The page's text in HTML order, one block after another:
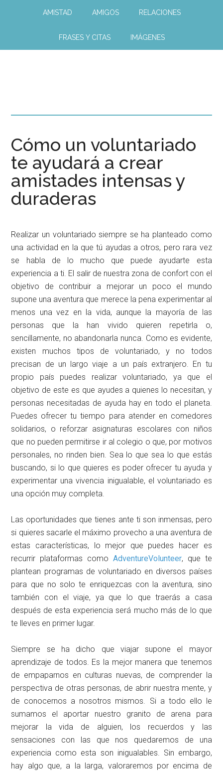
AMISTAD AMIGOS RELACIONES
FRASES Y CITAS IMÁGENES
Cómo un voluntariado
te ayudará a crear
amistades intensas y
duraderas
Realizar un voluntariado siempre se ha planteado como
una actividad en la que tú ayudas a otros, pero rara vez
se habla de lo mucho que puede ayudarte esta
experiencia a ti. El salir de nuestra zona de confort con el
objetivo de contribuir a mejorar un poco el mundo
supone una aventura que merece la pena experimentar al
menos una vez en la vida, aunque la mayoría de las
personas que la han vivido quieren repetirla o,
sencillamente, no abandonarla nunca. Como es evidente,
existen muchos tipos de voluntariado, y no todos
precisan de un largo viaje a un país extranjero. En tu
propio país puedes realizar voluntariado, ya que el
objetivo de este es que ayudes a quienes lo necesitan, y
personas necesitadas de ayuda hay en todo el planeta.
Puedes ofrecer tu tiempo para atender en comedores
solidarios, o reforzar asignaturas escolares con niños
que no pueden permitirse ir al colegio o que, por motivos
personales, no rinden bien. Sea lo que sea lo que estás
buscando, si lo que quieres es poder ofrecer tu ayuda y
experimentar una vivencia inigualable, el voluntariado es
una opción muy completa.
Las oportunidades que tienes ante ti son inmensas, pero
si quieres sacarle el máximo provecho a una aventura de
estas características, lo mejor que puedes hacer es
recurrir plataformas como AdventureVolunteer, que te
plantean programas de voluntariado en diversos países
para que no solo te enriquezcas con la aventura, sino
también con el viaje, ya que lo que traerás a casa
después de esta experiencia será mucho más de lo que
te lleves en primer lugar.
Siempre se ha dicho que viajar supone el mayor
aprendizaje de todos. Es la mejor manera que tenemos
de empaparnos en culturas nuevas, de comprender la
perspectiva de otras personas, de abrir nuestra mente, y
de conocernos a nosotros mismos. Si a todo ello le
sumamos el aportar nuestro granito de arena para
mejorar la vida de alguien, los recuerdos y las
sensaciones con las que nos quedaremos de una
experiencia como esta son inigualables. Sin embargo,
hay algo que, a la larga, valoraremos por encima de